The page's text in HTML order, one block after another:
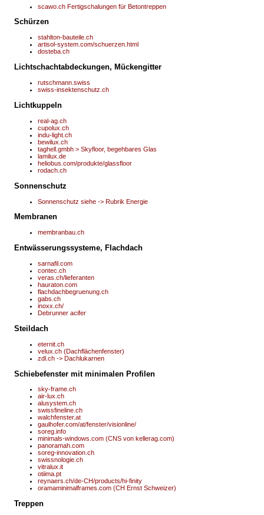
scawo.ch Fertigschalungen für Betontreppen
Schürzen
stahlton-bauteile.ch
artisol-system.com/schuerzen.html
dosteba.ch
Lichtschachtabdeckungen, Mückengitter
rutschmann.swiss
swiss-insektenschutz.ch
Lichtkuppeln
real-ag.ch
cupolux.ch
indu-light.ch
bewilux.ch
taghell.gmbh > Skyfloor, begehbares Glas
lamilux.de
heliobus.com/produkte/glassfloor
rodach.ch
Sonnenschutz
Sonnenschutz siehe -> Rubrik Energie
Membranen
membranbau.ch
Entwässerungssysteme, Flachdach
sarnafil.com
contec.ch
veras.ch/lieferanten
hauraton.com
flachdachbegruenung.ch
gabs.ch
inoxx.ch/
Debrunner acifer
Steildach
eternit.ch
velux.ch (Dachflächenfenster)
zdl.ch -> Dachlukarnen
Schiebefenster mit minimalen Profilen
sky-frame.ch
air-lux.ch
alusystem.ch
swissfineline.ch
walchfenster.at
gaulhofer.com/at/fenster/visionline/
soreg.info
minimals-windows.com (CNS von kellerag.com)
panoramah.com
soreg-innovation.ch
swissnologie.ch
vitralux.it
otiima.pt
reynaers.ch/de-CH/products/hi-finity
oramaminimalframes.com (CH Ernst Schweizer)
Treppen